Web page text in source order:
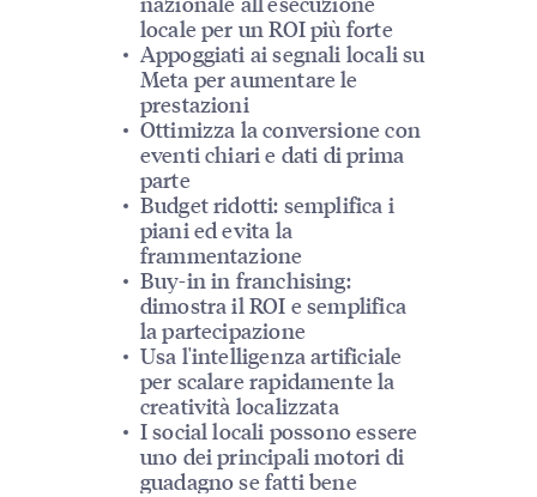
locale per un ROI più forte
Appoggiati ai segnali locali su
Meta per aumentare le
prestazioni
Ottimizza la conversione con
eventi chiari e dati di prima
parte
Budget ridotti: semplifica i
piani ed evita la
frammentazione
Buy-in in franchising:
dimostra il ROI e semplifica
la partecipazione
Usa l'intelligenza artificiale
per scalare rapidamente la
creatività localizzata
I social locali possono essere
uno dei principali motori di
guadagno se fatti bene